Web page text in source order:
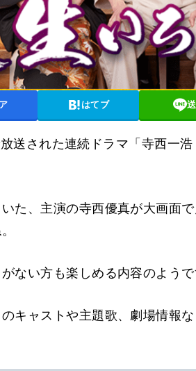
はてブ
送された連続ドラマ「寺西一
た、主演の寺西優真が大画面
ない方も楽しめる内容のよう
キャストや主題歌、劇場情報